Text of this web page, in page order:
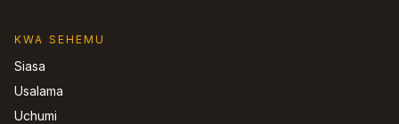
KWA SEHEMU
Siasa
Usalama
Uchumi